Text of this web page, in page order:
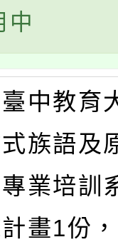
中
中教育
式族語及
業培訓
畫1份